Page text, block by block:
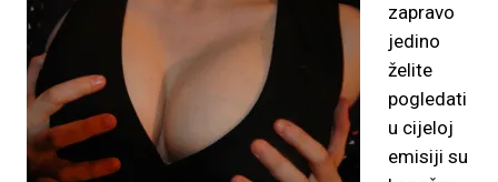
zapravo
jedino
želite
pogledati
u cijeloj
emisiji su